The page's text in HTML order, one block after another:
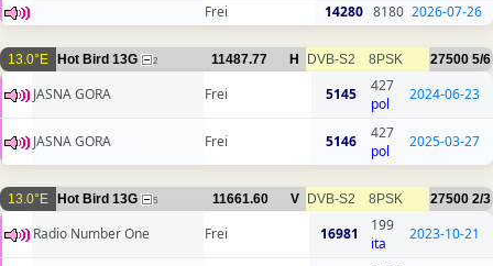
Frei 14280 8180 2026-07-26
13.0°E Hot Bird 13G 2 11487.77 H DVB-S2 8PSK 27500 5/6
JASNA GORA Frei 5145
427
pol
2024-06-23
JASNA GORA Frei 5146
427
pol
2025-03-27
13.0°E Hot Bird 13G 5 11661.60 V DVB-S2 8PSK 27500 2/3
Radio Number One Frei 16981
199
ita
2023-10-21